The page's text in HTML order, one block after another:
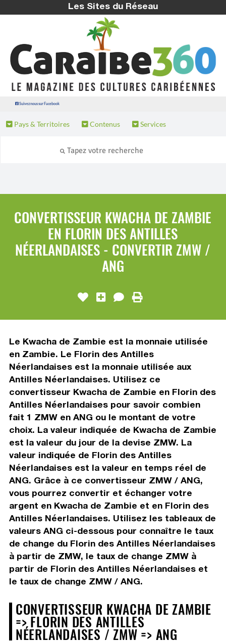
Les Sites du Réseau
Suivez nous sur Facebook
Pays & Territoires Contenus Services
CONVERTISSEUR KWACHA DE ZAMBIE
EN FLORIN DES ANTILLES
NÉERLANDAISES - CONVERTIR ZMW /
ANG
Le Kwacha de Zambie est la monnaie utilisée
en Zambie. Le Florin des Antilles
Néerlandaises est la monnaie utilisée aux
Antilles Néerlandaises. Utilisez ce
convertisseur Kwacha de Zambie en Florin des
Antilles Néerlandaises pour savoir combien
fait 1 ZMW en ANG ou le montant de votre
choix. La valeur indiquée de Kwacha de Zambie
est la valeur du jour de la devise ZMW. La
valeur indiquée de Florin des Antilles
Néerlandaises est la valeur en temps réel de
ANG. Grâce à ce convertisseur ZMW / ANG,
vous pourrez convertir et échanger votre
argent en Kwacha de Zambie et en Florin des
Antilles Néerlandaises. Utilisez les tableaux de
valeurs ANG ci-dessous pour connaître le taux
de change du Florin des Antilles Néerlandaises
à partir de ZMW, le taux de change ZMW à
partir de Florin des Antilles Néerlandaises et
le taux de change ZMW / ANG.
CONVERTISSEUR KWACHA DE ZAMBIE
=> FLORIN DES ANTILLES
NÉERLANDAISES / ZMW => ANG